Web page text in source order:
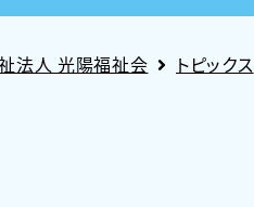
法人 光陽福祉会 トピックス